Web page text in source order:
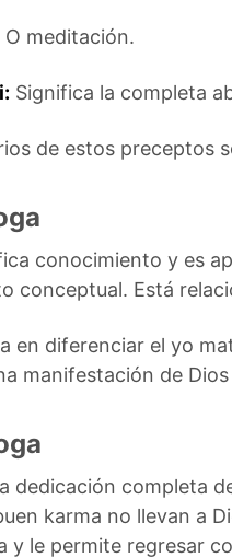
O meditación.
Significa la completa
de estos preceptos
conocimiento y es
conceptual. Está
en diferenciar el yo
manifestación de
dedicación completa
karma no llevan a
y le permite regresar